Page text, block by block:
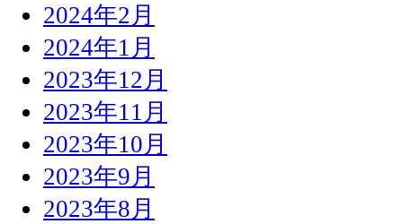
2024年2月
2024年1月
2023年12月
2023年11月
2023年10月
2023年9月
2023年8月